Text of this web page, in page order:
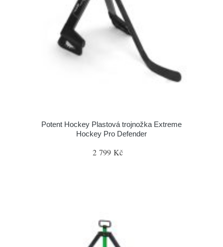
Potent Hockey Plastová trojnožka Extreme
Hockey Pro Defender
2 799 Kč